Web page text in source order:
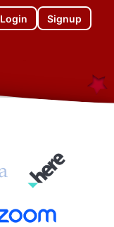
Login Signup